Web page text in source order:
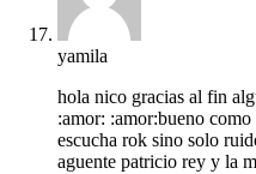
yamila
hola nico gracias al fin
:amor: :amor:bueno
escucha rok sino solo
aguente patricio rey y la